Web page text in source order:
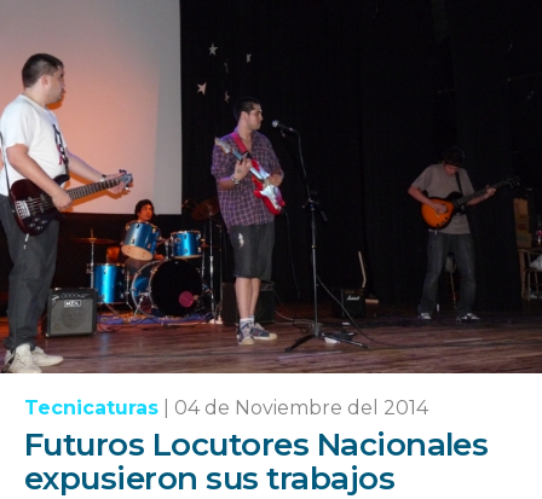
Tecnicaturas 04 de Noviembre del 2014
Futuros Locutores Nacionales
expusieron sus trabajos